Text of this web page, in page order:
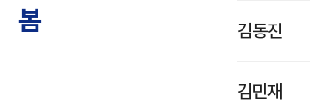
봄
김동진
김민재